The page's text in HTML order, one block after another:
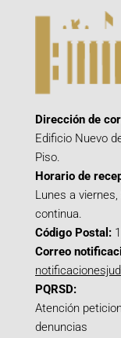
Dirección de
Edificio Nuevo
Piso.
Horario de
Lunes a
continua.
Código Postal:
Correo
PQRSD:
Atención
denuncias